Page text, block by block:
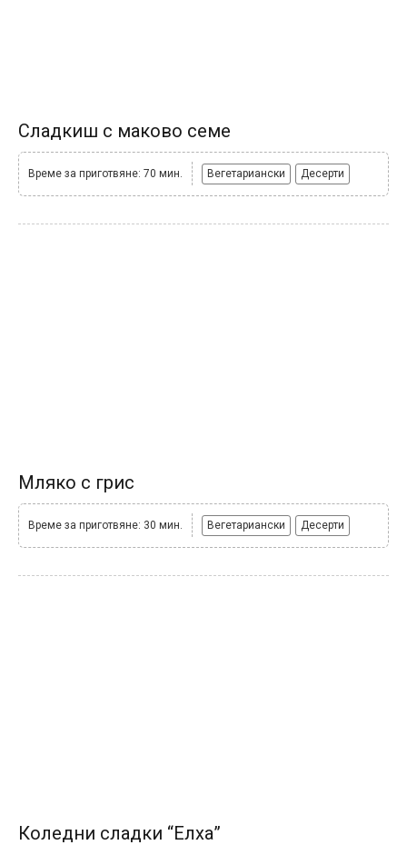
Сладкиш с маково семе
Време за приготвяне: 70 мин. Вегетариански Десерти
Мляко с грис
Време за приготвяне: 30 мин. Вегетариански Десерти
Коледни сладки “Елха”